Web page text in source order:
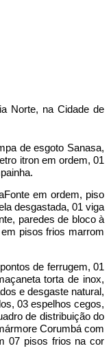
Norte, na Cidade de
de esgoto Sanasa,
itron em ordem, 01
em ordem, piso
desgastada, 01 viga
paredes de bloco à
pisos frios marrom
de ferrugem, 01
torta de inox,
e desgaste natural,
03 espelhos cegos,
de distribuição do
Corumbá com
07 pisos frios na cor